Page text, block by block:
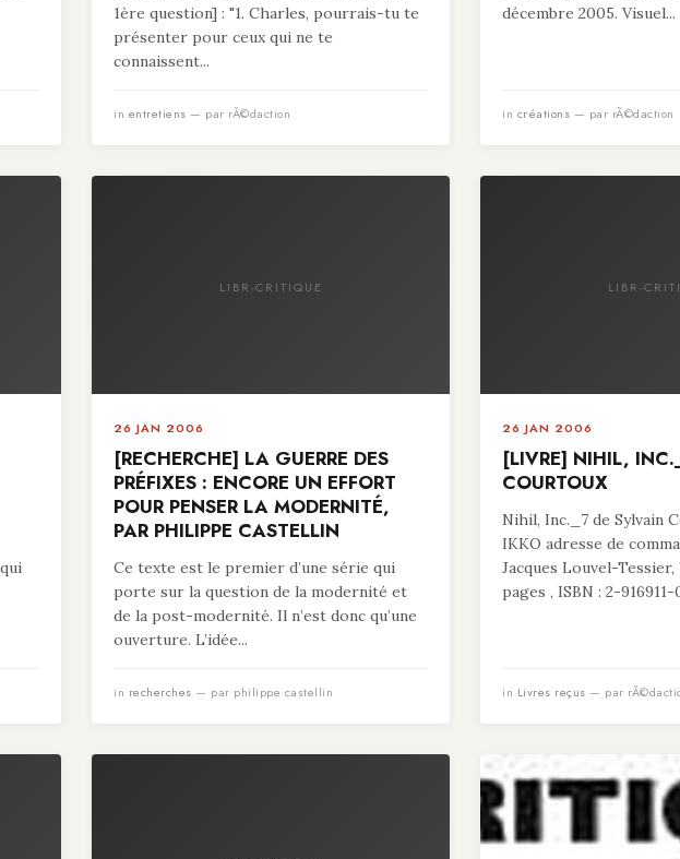
1ère question] : "1. Charles, pourrais-tu te
présenter pour ceux qui ne te
connaissent...
in entretiens — par rÃ©daction
décembre 2005. Visuel...
in créations — par rÃ©daction
LIBR-CRITIQUE
26 JAN 2006
[RECHERCHE] LA GUERRE DES
PRÉFIXES : ENCORE UN EFFORT
POUR PENSER LA MODERNITÉ,
PAR PHILIPPE CASTELLIN
Ce texte est le premier d’une série qui
porte sur la question de la modernité et
de la post-modernité. Il n’est donc qu’une
ouverture. L’idée...
in recherches — par philippe castellin
LIBR-
26 JAN 2006
[LIVRE] NIHIL,
COURTOUX
Nihil, Inc._7 de Sylvain
IKKO adresse de
Jacques Louvel-Tessier,
pages , ISBN : 2-916911-
in Livres reçus — par